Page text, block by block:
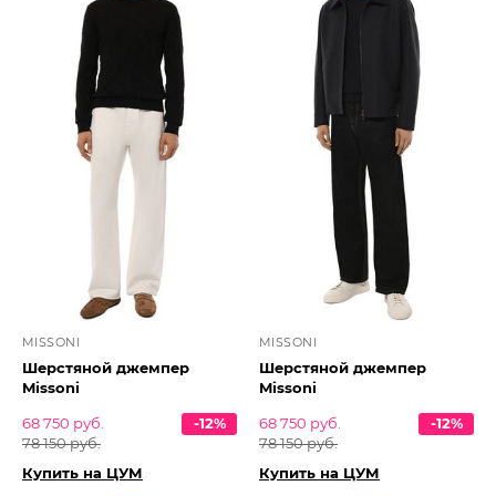
MISSONI
Шерстяной джемпер
Missoni
68 750 руб.
78 150 руб.
-12%
Купить на ЦУМ
MISSONI
Шерстяной джемпер
Missoni
68 750 руб.
78 150 руб.
-12%
Купить на ЦУМ